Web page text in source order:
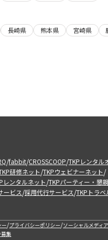
長崎県 熊本県 宮崎県
/fabbit/CROSSCOOP/TKPレンタル
研修ネット/TKPウェビナーネット/
レンタルネット/TKPパーティー・懇
ービス/採用代行サービス/TKPトラベ
/プライバシーポリシー/ソーシャルメディ
集